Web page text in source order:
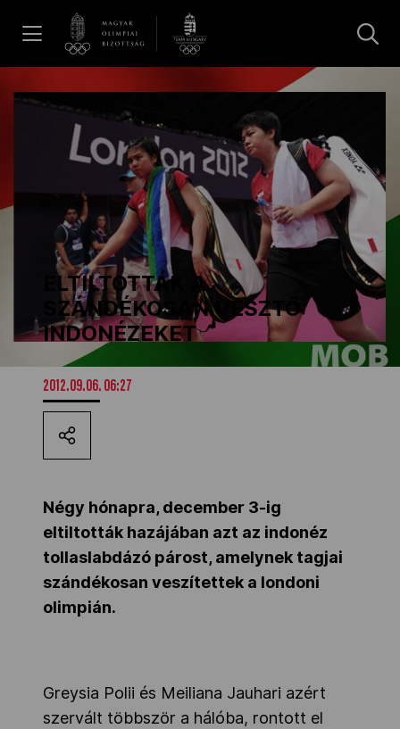
Hírek
Galéria
Dakar 2026
Los Angeles 2028
MOB
Kettőskarrier-program
NOB
Társszervezetek
Adatbank
ELTILTOTTÁK A
SZÁNDÉKOSAN VESZTŐ
INDONÉZEKET
2012.09.06. 06:27
Négy hónapra, december 3-ig
eltiltották hazájában azt az indonéz
tollaslabdázó párost, amelynek tagjai
szándékosan veszítettek a londoni
olimpián.
Greysia Polii és Meiliana Jauhari azért
szervált többször a hálóba, rontott el